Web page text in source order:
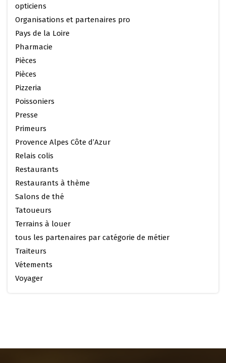
opticiens
Organisations et partenaires pro
Pays de la Loire
Pharmacie
Pièces
Pièces
Pizzeria
Poissoniers
Presse
Primeurs
Provence Alpes Côte d’Azur
Relais colis
Restaurants
Restaurants à thème
Salons de thé
Tatoueurs
Terrains à louer
tous les partenaires par catégorie de métier
Traiteurs
Vétements
Voyager